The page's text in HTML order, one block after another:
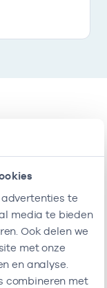
te
media te bieden
Ook delen we
met onze
en analyse.
combineren met
Start
01-07-2017